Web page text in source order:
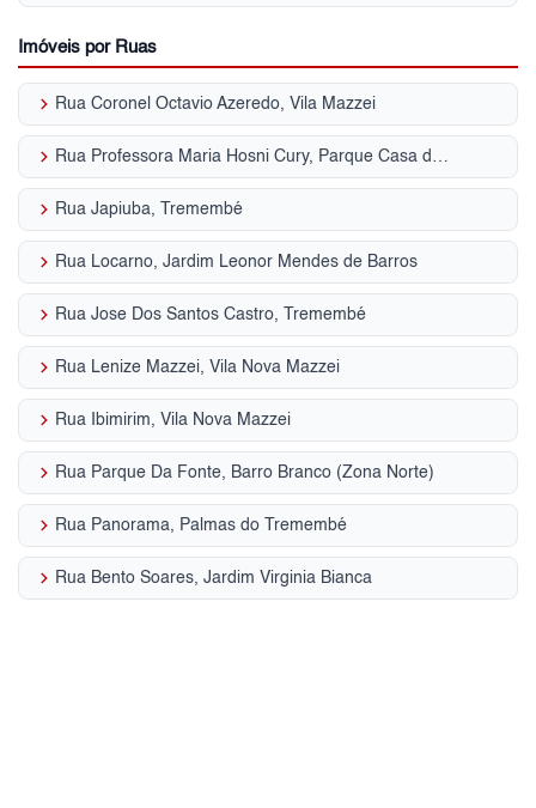
Imóveis por Ruas
keyboard_arrow_right Rua Coronel Octavio Azeredo, Vila Mazzei
keyboard_arrow_right Rua Professora Maria Hosni Cury, Parque Casa de Pedra
keyboard_arrow_right Rua Japiuba, Tremembé
keyboard_arrow_right Rua Locarno, Jardim Leonor Mendes de Barros
keyboard_arrow_right Rua Jose Dos Santos Castro, Tremembé
keyboard_arrow_right Rua Lenize Mazzei, Vila Nova Mazzei
keyboard_arrow_right Rua Ibimirim, Vila Nova Mazzei
keyboard_arrow_right Rua Parque Da Fonte, Barro Branco (Zona Norte)
keyboard_arrow_right Rua Panorama, Palmas do Tremembé
keyboard_arrow_right Rua Bento Soares, Jardim Virginia Bianca